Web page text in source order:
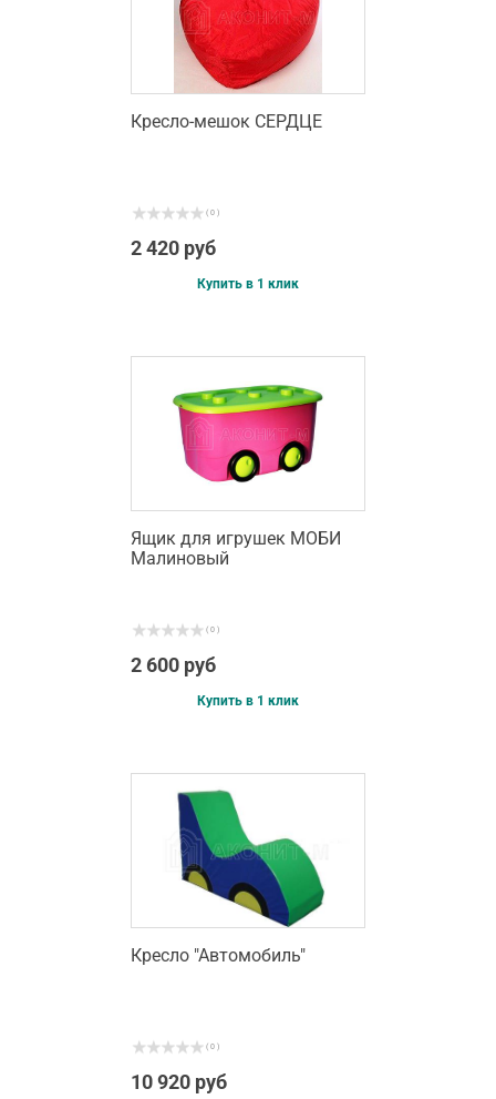
Кресло-мешок СЕРДЦЕ
( 0 )
2 420 руб
Купить в 1 клик
Ящик для игрушек МОБИ
Малиновый
( 0 )
2 600 руб
Купить в 1 клик
Кресло "Автомобиль"
( 0 )
10 920 руб